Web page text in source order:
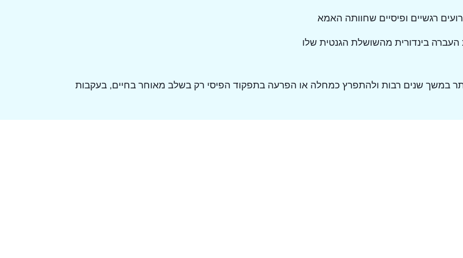
רגשיים ופיסיים שחוותה האמא
בינדורית מהשושלת הגנטית שלו
במשך שנים רבות ולהתפרץ כמחלה או הפרעה בתפקוד הפיסי רק בשלב מאוחר בחיים, בעקבות